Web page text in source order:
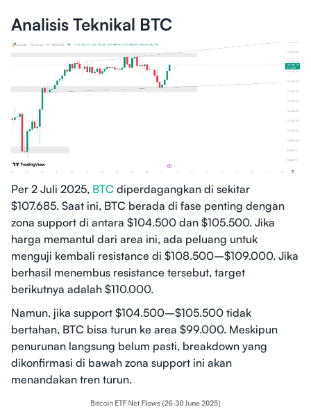
Analisis Teknikal BTC
Per 2 Juli 2025, BTC diperdagangkan di sekitar
$107.685. Saat ini, BTC berada di fase penting dengan
zona support di antara $104.500 dan $105.500. Jika
harga memantul dari area ini, ada peluang untuk
menguji kembali resistance di $108.500–$109.000. Jika
berhasil menembus resistance tersebut, target
berikutnya adalah $110.000.
Namun, jika support $104.500–$105.500 tidak
bertahan, BTC bisa turun ke area $99.000. Meskipun
penurunan langsung belum pasti, breakdown yang
dikonfirmasi di bawah zona support ini akan
menandakan tren turun.